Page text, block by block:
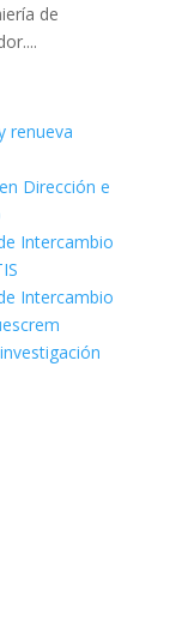
de
renueva
Dirección e
Intercambio
Intercambio